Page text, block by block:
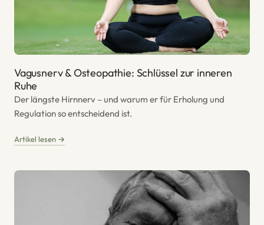
Vagusnerv & Osteopathie: Schlüssel zur inneren
Ruhe
Der längste Hirnnerv – und warum er für Erholung und
Regulation so entscheidend ist.
Artikel lesen →